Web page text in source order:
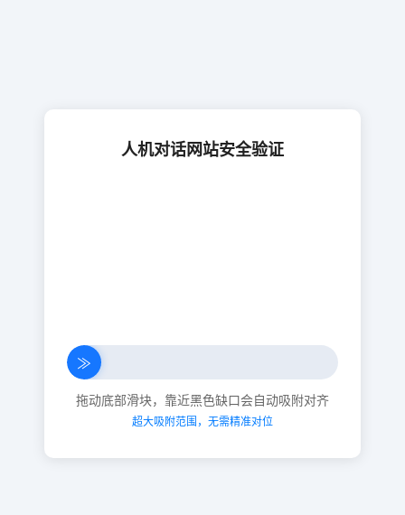
人机对话网站安全验证
≫
拖动底部滑块，靠近黑色缺口会自动吸附对齐
超大吸附范围，无需精准对位